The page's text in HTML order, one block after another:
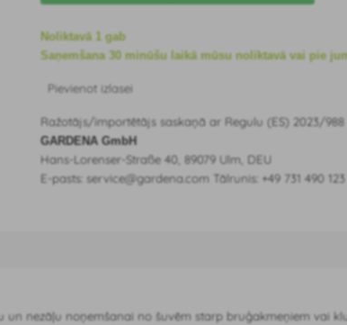
Noliktavā 1 gab
Saņemšana 30 minūšu laikā mūsu noliktavā vai pie
Pievienot izlasei
Ražotājs/importētājs saskaņā ar Regulu (ES) 2023/988
GARDENA GmbH
Hans-Lorenser-Straße 40, 89079 Ulm, DEU
E-pasts: service@gardena.com Tālrunis: +49 731 490
nezāļu noņemšanai no šuvēm starp bruģakmeņiem vai